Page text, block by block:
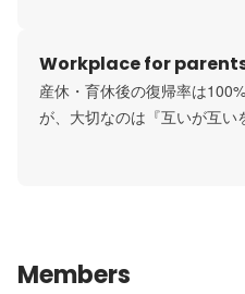
Workplace for
産休・育休後の復帰率は
が、大切なのは『互いが互
Members